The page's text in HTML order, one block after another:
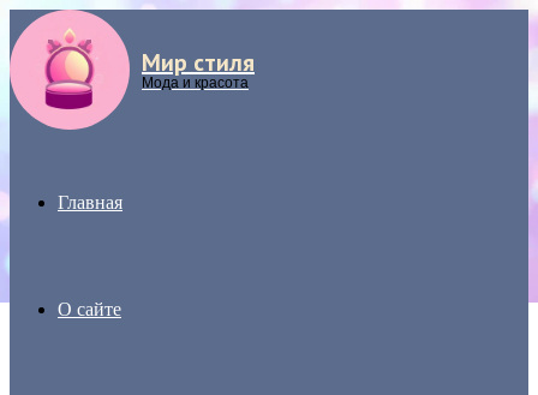
Menu Мир стиля
Мода и красота
Главная
О сайте